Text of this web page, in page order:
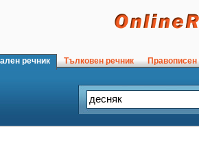
речник Тълковен речник Правописен